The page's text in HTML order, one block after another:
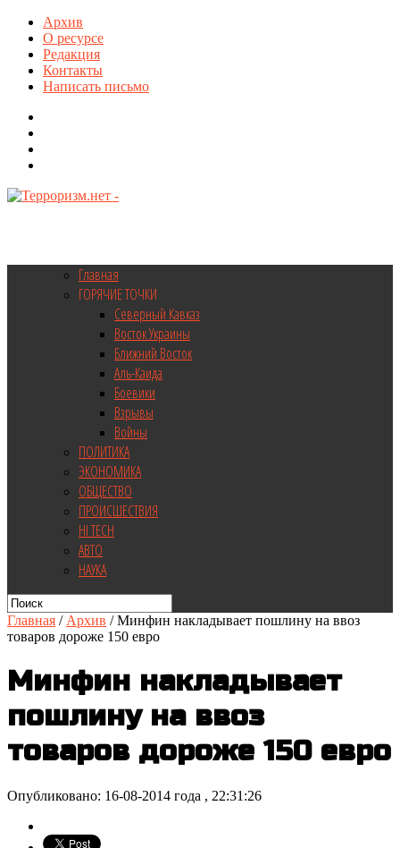
Архив
О ресурсе
Редакция
Контакты
Написать письмо
Главная
ГОРЯЧИЕ ТОЧКИ
Северный Кавказ
Восток Украины
Ближний Восток
Аль-Каида
Боевики
Взрывы
Войны
ПОЛИТИКА
ЭКОНОМИКА
ОБЩЕСТВО
ПРОИСШЕСТВИЯ
HI TECH
АВТО
НАУКА
Главная / Архив /Минфин накладывает пошлину на ввоз
товаров дороже 150 евро
Минфин накладывает
пошлину на ввоз
товаров дороже 150 евро
Опубликовано: 16-08-2014 года , 22:31:26